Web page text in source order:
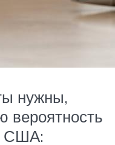
нужны,
вероятность
США: